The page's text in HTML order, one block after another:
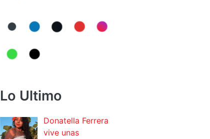
Lo Ultimo
Donatella Ferrera
vive unas